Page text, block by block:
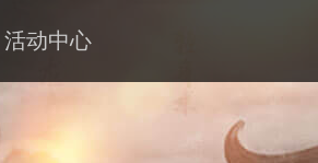
活动中心